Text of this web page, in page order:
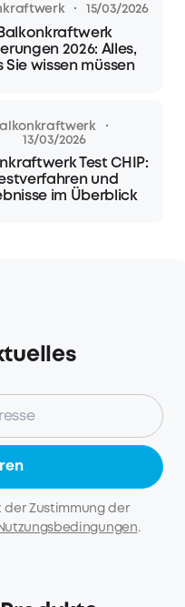
· 15/03/2026
Balkonkraftwerk
2026: Alles,
Sie wissen müssen
·
13/03/2026
Test CHIP:
und
im Überblick
der Zustimmung der
.